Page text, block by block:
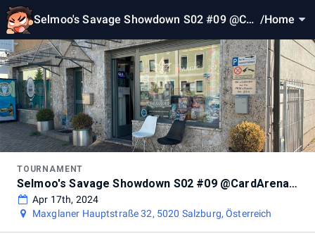
Selmoo's Savage Showdown S02 #09 @Car /Home
TOURNAMENT
Selmoo's Savage Showdown S02 #09 @CardArenaSalzburg
Apr 17th, 2024
Maxglaner Hauptstraße 32, 5020 Salzburg, Österreich